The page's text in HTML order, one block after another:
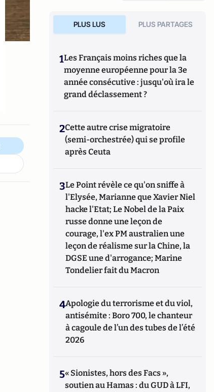
PLUS LUS PLUS PARTAGES
1Les Français moins riches que la
moyenne européenne pour la 3e
année consécutive : jusqu'où ira le
grand déclassement ?
2Cette autre crise migratoire
(semi-orchestrée) qui se profile
après Ceuta
3Le Point révèle ce qu'on sniffe à
l'Elysée, Marianne que Xavier Niel
hacke l'Etat; Le Nobel de la Paix
russe donne une leçon de
courage, l'ex PM australien une
leçon de réalisme sur la Chine, la
DGSE une d'arrogance; Marine
Tondelier fait du Macron
4Apologie du terrorisme et du viol,
antisémite : Boro 700, le chanteur
à cagoule de l’un des tubes de l’été
2026
5« Sionistes, hors des Facs »,
soutien au Hamas : du GUD à LFI,